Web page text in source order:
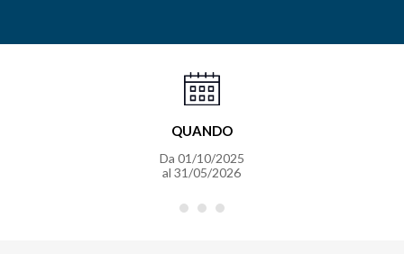
QUANDO
Da 01/10/2025
al 31/05/2026